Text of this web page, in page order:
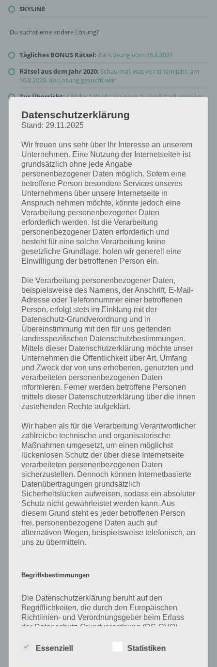
SKYLINE
Du suchst eine andere Lösung?
Tägliches BONUS Rätsel: Zur Lösung vom 16.8.2021
Rätsel aus dem Jahr 2020: Schau mal, was vor einem Jahr, am
16.8.2020, als Lösung gesucht war
Zur Übersicht:4 Bilder 1 Wort Lösungen zu Großstadtleben im
Kurze Begriffserklärung zur Lösung
Skyline
Skyline ist die Lösung für das tägliche Rätsel am 16.8.2021 in 4 Bilder
1 Wort, doch welche Bedeutung hat dieses eigentlich und was gibt es
bestimmten Lösungen präsentieren wir daher auch immer eine
kurze Begriffserklärung!
Zu Skyline haben wir zunächst keine weiteren Informationen parat!
Auf WhatsApp teilen Teilen auf Facebook
Tweet auf Twitter
Mehr Artikel hier auf Touchportal
Datenschutzerklärung
Stand: 29.11.2025
Wir freuen uns sehr über Ihr Interesse an unserem
Unternehmen. Eine Nutzung der Internetseiten ist
grundsätzlich ohne jede Angabe
personenbezogener Daten möglich. Sofern eine
betroffene Person besondere Services unseres
Unternehmens über unsere Internetseite in
Anspruch nehmen möchte, könnte jedoch eine
Verarbeitung personenbezogener Daten
erforderlich werden. Ist die Verarbeitung
personenbezogener Daten erforderlich und
besteht für eine solche Verarbeitung keine
gesetzliche Grundlage, holen wir generell eine
Einwilligung der betroffenen Person ein.
Die Verarbeitung personenbezogener Daten,
beispielsweise des Namens, der Anschrift, E-Mail-
Adresse oder Telefonnummer einer betroffenen
Person, erfolgt stets im Einklang mit der
Datenschutz-Grundverordnung und in
Übereinstimmung mit den für uns geltenden
landesspezifischen Datenschutzbestimmungen.
Mittels dieser Datenschutzerklärung möchte unser
Unternehmen die Öffentlichkeit über Art, Umfang
und Zweck der von uns erhobenen, genutzten und
verarbeiteten personenbezogenen Daten
informieren. Ferner werden betroffene Personen
mittels dieser Datenschutzerklärung über die ihnen
zustehenden Rechte aufgeklärt.
Wir haben als für die Verarbeitung Verantwortlicher
zahlreiche technische und organisatorische
Maßnahmen umgesetzt, um einen möglichst
lückenlosen Schutz der über diese Internetseite
verarbeiteten personenbezogenen Daten
sicherzustellen. Dennoch können Internetbasierte
Datenübertragungen grundsätzlich
Sicherheitslücken aufweisen, sodass ein absoluter
Schutz nicht gewährleistet werden kann. Aus
diesem Grund steht es jeder betroffenen Person
frei, personenbezogene Daten auch auf
alternativen Wegen, beispielsweise telefonisch, an
uns zu übermitteln.
Begriffsbestimmungen
Die Datenschutzerklärung beruht auf den
Begrifflichkeiten, die durch den Europäischen
Richtlinien- und Verordnungsgeber beim Erlass
der Datenschutz-Grundverordnung (DS-GVO)
soll sowohl für die Öffentlichkeit als auch für
Essenziell Statistiken